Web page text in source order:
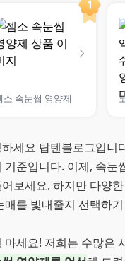
소 속눈썹 영양제
세요 탑텐블로그입니
기준입니다. 이제, 속눈
보세요. 하지만 다양
매를 빛내줄지 선택하
마세요! 저희는 수많은